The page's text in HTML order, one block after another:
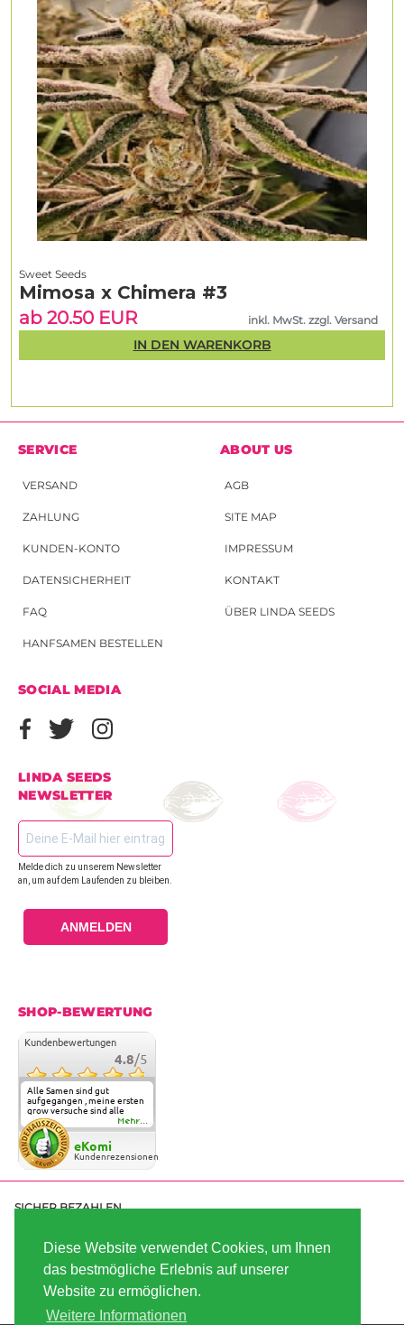
Diese Website verwendet Cookies, um Ihnen
das bestmögliche Erlebnis auf unserer
Website zu ermöglichen.
Weitere Informationen
Sweet Seeds
Mimosa x Chimera #3
ab 20.50 EUR
inkl. MwSt. zzgl. Versand
IN DEN WARENKORB
SERVICE
VERSAND
ZAHLUNG
KUNDEN-KONTO
DATENSICHERHEIT
FAQ
HANFSAMEN BESTELLEN
ABOUT US
AGB
SITE MAP
IMPRESSUM
KONTAKT
ÜBER LINDA SEEDS
SOCIAL MEDIA
LINDA SEEDS
NEWSLETTER
Melde dich zu unserem Newsletter
an, um auf dem Laufenden zu bleiben.
ANMELDEN
SHOP-BEWERTUNG
Kundenbewertungen
4.8/5
Alle Samen sind gut
aufgegangen , meine ersten
grow versuche sind alle
geglückt. Die Sorten und
Anbieter Vielfalt
überzeugen sehr . Werde
wohl immer hier bestellen !
Mehr...
eKomi
Kundenrezensionen
SICHER BEZAHLEN
SCHNELL VERSENDET